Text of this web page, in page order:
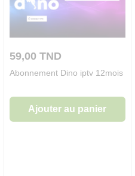
59,00 TND
Abonnement Dino iptv 12mois
Ajouter au panier